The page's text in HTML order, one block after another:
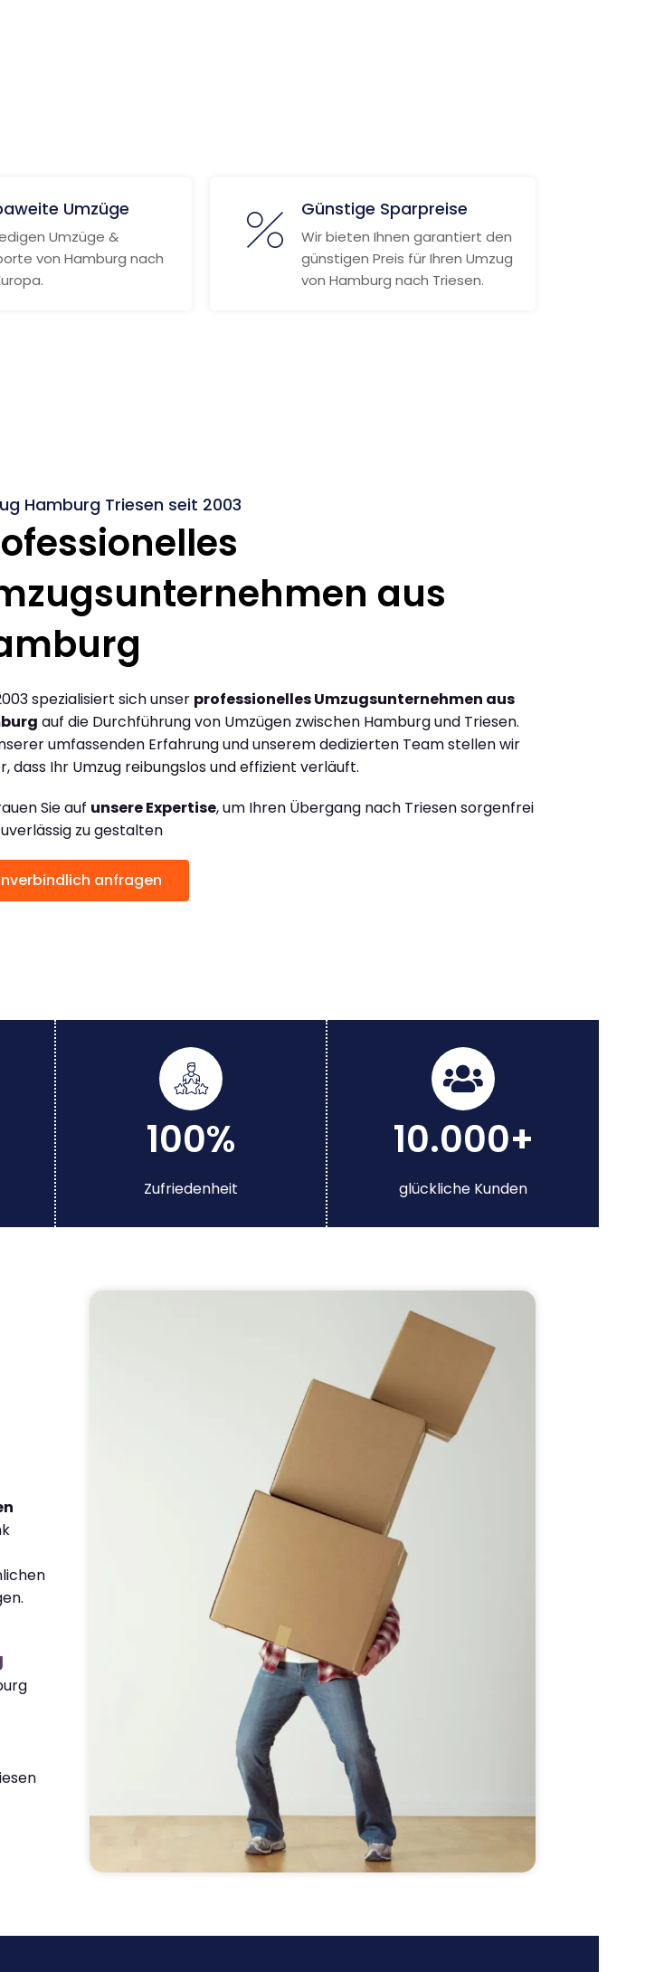
Umzüge
Umzüge &
von Hamburg nach
Günstige Sparpreise
Wir bieten Ihnen garantiert den
günstigen Preis für Ihren Umzug
von Hamburg nach Triesen.
Hamburg Triesen seit 2003
aus
spezialisiert sich unser professionelles Umzugsunternehmen aus
auf die Durchführung von Umzügen zwischen Hamburg und Triesen.
umfassenden Erfahrung und unserem dedizierten Team stellen wir
dass Ihr Umzug reibungslos und effizient verläuft.
Sie auf unsere Expertise, um Ihren Übergang nach Triesen sorgenfrei
zu gestalten
anfragen
100%
Zufriedenheit
10.000+
glückliche Kunden